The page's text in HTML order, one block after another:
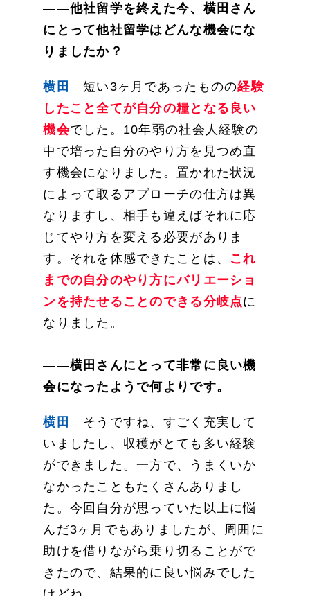
――他社留学を終えた今、横田さん
にとって他社留学はどんな機会にな
りましたか？
横田 短い3ヶ月であったものの経験
したこと全てが自分の糧となる良い
機会でした。10年弱の社会人経験の
中で培った自分のやり方を見つめ直
す機会になりました。置かれた状況
によって取るアプローチの仕方は異
なりますし、相手も違えばそれに応
じてやり方を変える必要がありま
す。それを体感できたことは、 これ
までの自分のやり方にバリエーショ
ンを持たせることのできる分岐点に
なりました。
――横田さんにとって非常に良い機
会になったようで何よりです。
横田
そうですね、すごく充実して
いましたし、収穫がとても多い経験
ができました。一方で、うまくいか
なかったこともたくさんありまし
た。今回自分が思っていた以上に悩
んだ3ヶ月でもありましたが、周囲に
助けを借りながら乗り切ることがで
きたので、結果的に良い悩みでした